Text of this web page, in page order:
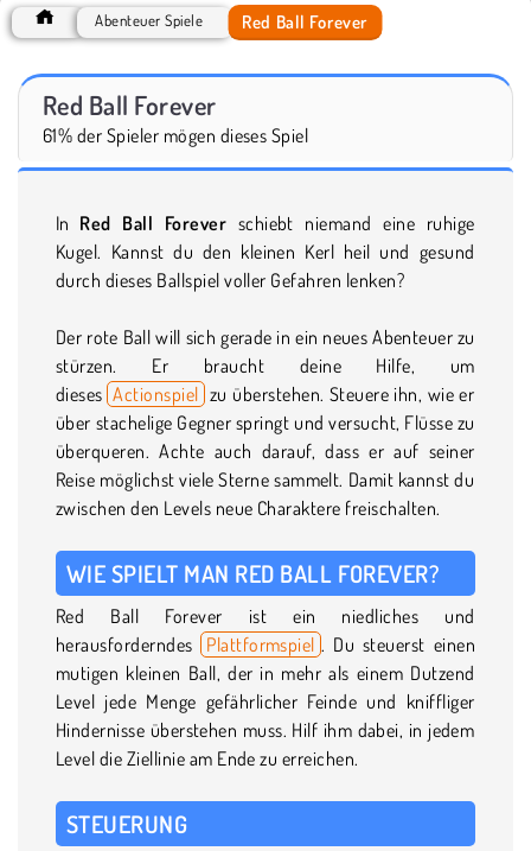
Abenteuer Spiele Red Ball Forever
Red Ball Forever
61% der Spieler mögen dieses Spiel
In Red Ball Forever schiebt niemand eine ruhige
Kugel. Kannst du den kleinen Kerl heil und gesund
durch dieses Ballspiel voller Gefahren lenken?
Der rote Ball will sich gerade in ein neues Abenteuer zu
stürzen. Er braucht deine Hilfe, um
dieses Actionspiel zu überstehen. Steuere ihn, wie er
über stachelige Gegner springt und versucht, Flüsse zu
überqueren. Achte auch darauf, dass er auf seiner
Reise möglichst viele Sterne sammelt. Damit kannst du
zwischen den Levels neue Charaktere freischalten.
WIE SPIELT MAN RED BALL FOREVER?
Red Ball Forever ist ein niedliches und
herausforderndes Plattformspiel . Du steuerst einen
mutigen kleinen Ball, der in mehr als einem Dutzend
Level jede Menge gefährlicher Feinde und kniffliger
Hindernisse überstehen muss. Hilf ihm dabei, in jedem
Level die Ziellinie am Ende zu erreichen.
STEUERUNG